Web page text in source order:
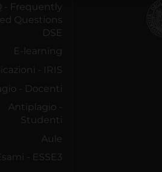
- Frequently
Questions
DSE
E-learning
- IRIS
- Docenti
Antiplagio -
Studenti
Aule
- ESSE3